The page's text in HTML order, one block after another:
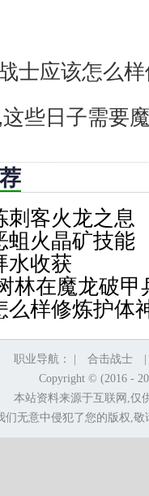
士应该怎么
些日子需要
刺客火龙之息
蛆火晶矿技能
水收获
林在魔龙破甲
么样修炼护体
职业导航： | 合击战士
Copyright © (2016 -
本站资料来源于互联网,仅
们无意中侵犯了您的版权,